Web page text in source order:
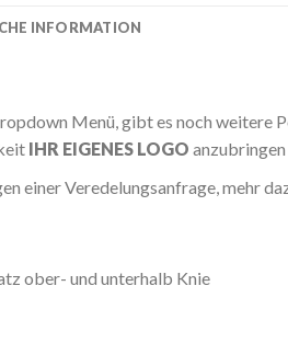
INFORMATION
Menü, gibt es noch weitere
IHR EIGENES LOGO anzubringen
einer Veredelungsanfrage, mehr
ober- und unterhalb Knie